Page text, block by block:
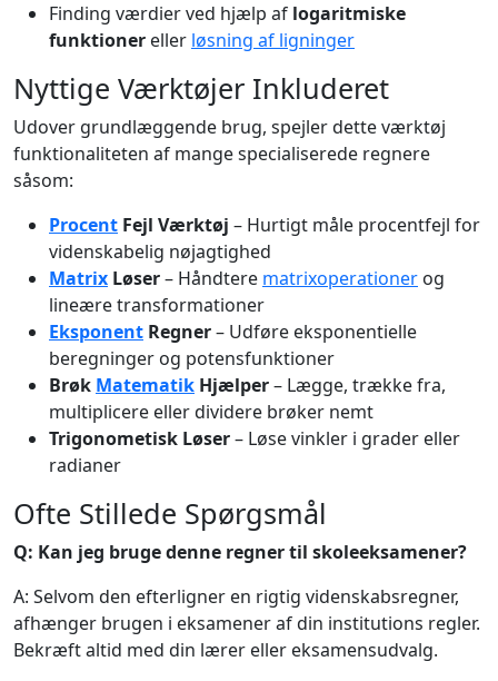
Finding værdier ved hjælp af logaritmiske
funktioner eller løsning af ligninger
Nyttige Værktøjer Inkluderet
Udover grundlæggende brug, spejler dette værktøj
funktionaliteten af mange specialiserede regnere
såsom:
Procent Fejl Værktøj – Hurtigt måle procentfejl for
videnskabelig nøjagtighed
Matrix Løser– Håndtere matrixoperationer og
lineære transformationer
Eksponent Regner– Udføre eksponentielle
beregninger og potensfunktioner
Brøk Matematik Hjælper– Lægge, trække fra,
multiplicere eller dividere brøker nemt
Trigonometisk Løser– Løse vinkler i grader eller
radianer
Ofte Stillede Spørgsmål
Q: Kan jeg bruge denne regner til skoleeksamener?
A: Selvom den efterligner en rigtig videnskabsregner,
afhænger brugen i eksamener af din institutions regler.
Bekræft altid med din lærer eller eksamensudvalg.